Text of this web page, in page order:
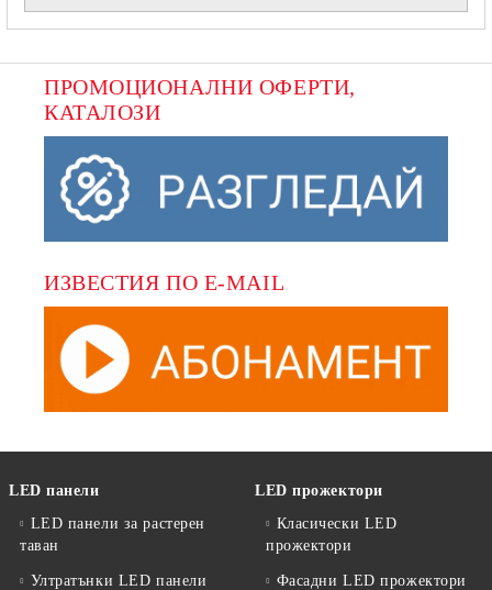
ПРОМОЦИОНАЛНИ ОФЕРТИ,
КАТАЛОЗИ
ИЗВЕСТИЯ ПО E-MAIL
LED панели
LED панели за растерен
таван
Ултратънки LED панели
LED прожектори
Класически LED
прожектори
Фасадни LED прожектори